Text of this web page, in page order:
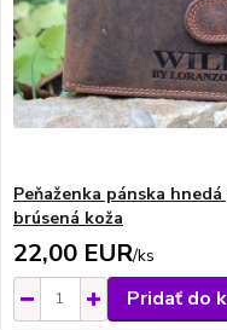
Peňaženka pánska
brúsená koža
22,00 EUR/ks
Pridať do